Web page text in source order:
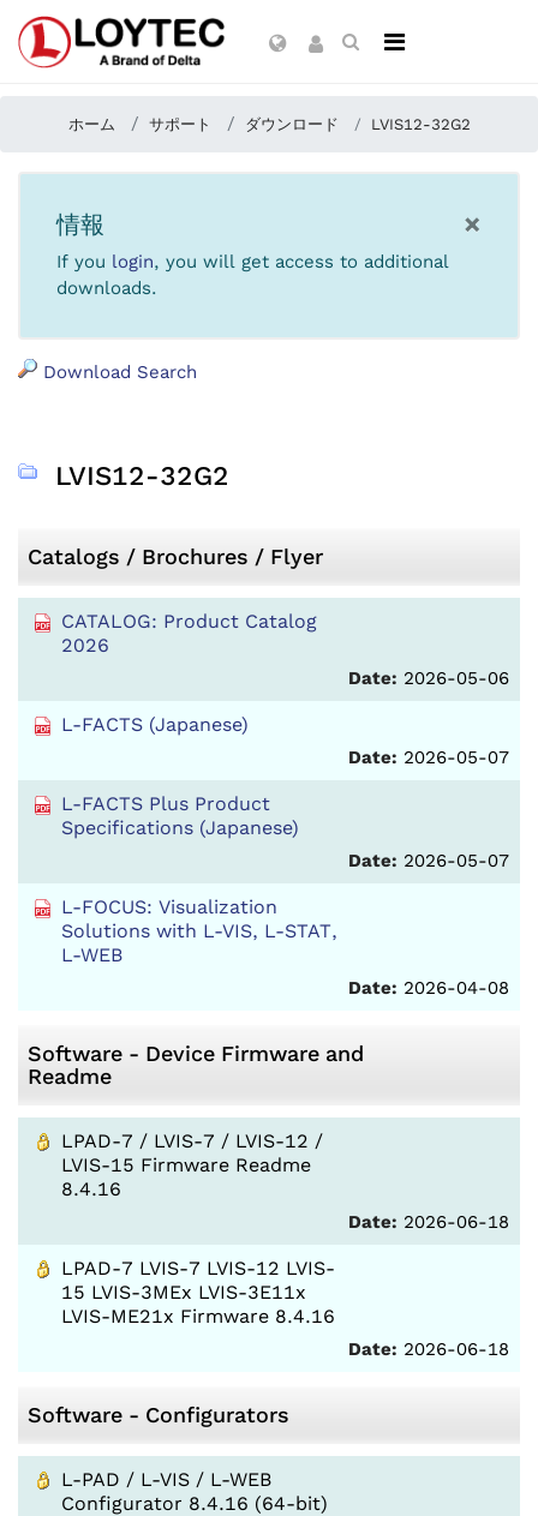
ホーム サポート ダウンロード LVIS12-32G2
×
情報
If you login, you will get access to additional
downloads.
Download Search
LVIS12-32G2
Catalogs / Brochures / Flyer
CATALOG: Product Catalog
2026
Date: 2026-05-06
L-FACTS (Japanese)
Date: 2026-05-07
L-FACTS Plus Product
Specifications (Japanese)
Date: 2026-05-07
L-FOCUS: Visualization
Solutions with L-VIS, L-STAT,
L-WEB
Date: 2026-04-08
Software - Device Firmware and
Readme
LPAD-7 / LVIS-7 / LVIS-12 /
LVIS-15 Firmware Readme
8.4.16
Date: 2026-06-18
LPAD-7 LVIS-7 LVIS-12 LVIS-
15 LVIS-3MEx LVIS-3E11x
LVIS-ME21x Firmware 8.4.16
Date: 2026-06-18
Software - Configurators
L-PAD / L-VIS / L-WEB
Configurator 8.4.16 (64-bit)